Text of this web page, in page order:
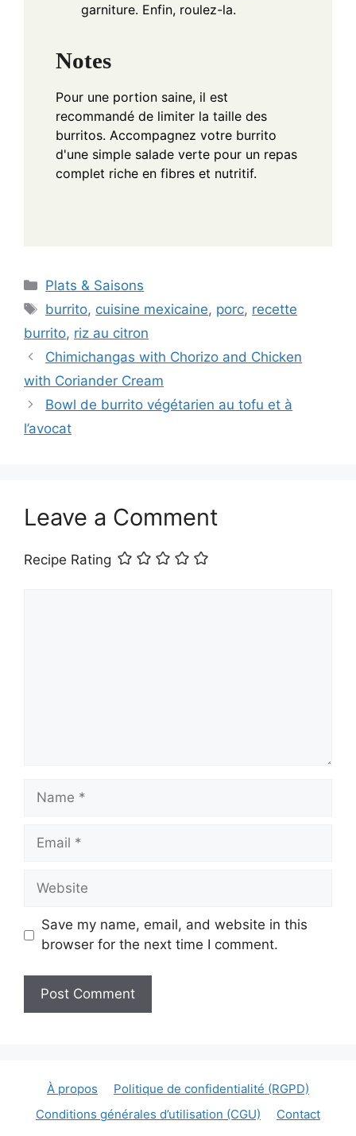
garniture. Enfin, roulez-la.
Notes
Pour une portion saine, il est
recommandé de limiter la taille des
burritos. Accompagnez votre burrito
d'une simple salade verte pour un repas
complet riche en fibres et nutritif.
Categories
Plats & Saisons
Tags
burrito, cuisine mexicaine, porc, recette
burrito, riz au citron
Chimichangas with Chorizo and Chicken
with Coriander Cream
Bowl de burrito végétarien au tofu et à
l’avocat
Leave a Comment
Recipe Rating
Name
Email
Website
Save my name, email, and website in this
browser for the next time I comment.
À propos
Politique de confidentialité (RGPD)
Conditions générales d’utilisation (CGU)
Contact